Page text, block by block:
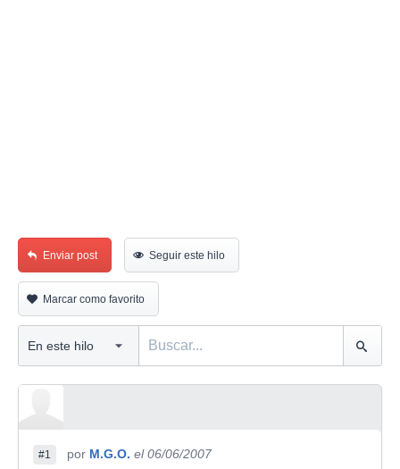
Enviar post Seguir este hilo
Marcar como favorito
#1 por M.G.O. el 06/06/2007